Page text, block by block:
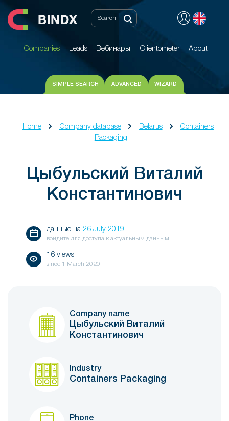
Companies Leads Вебинары Clientometer About
Companies Leads Вебинары Clientometer About
SIMPLE SEARCH ADVANCED WIZARD
Home Company database Belarus
Containers
Packaging
Цыбульский Виталий
Константинович
данные на 26 July 2019
войдите для доступа к актуальным данным
16 views
since 1 March 2020
Company name
Цыбульский Виталий
Константинович
Industry
Containers Packaging
Phone